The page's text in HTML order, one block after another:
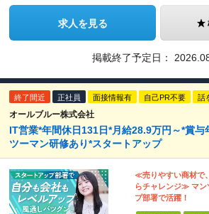
求人を見る
掲載終了予定日：
終了間近 正社員 面接情報有 自己PR不要 話
オールブルー株式会社
IT営業*年間休日131日*月給28.9万円～*賞
ツーマン研修あり*スタートアップ
≪売りやすい商材で
らチャレンジ≫ マン
プ部署で活躍！